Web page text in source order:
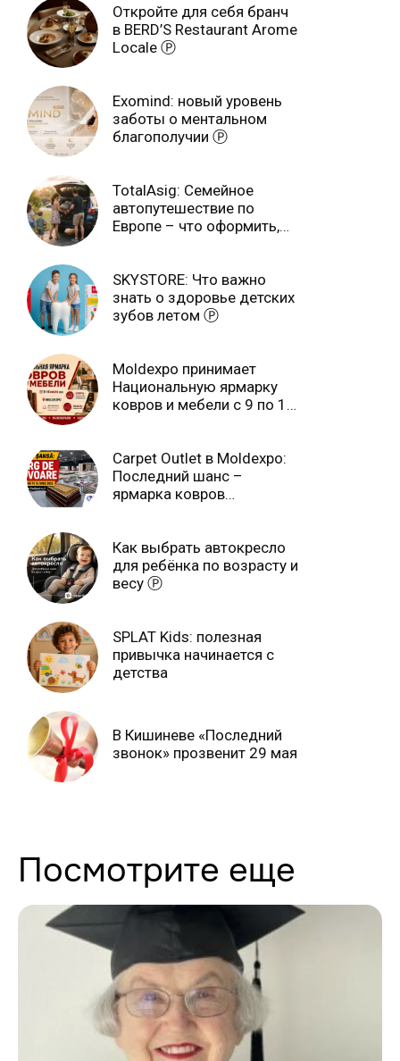
Откройте для себя бранч
в BERD’S Restaurant Arome
Locale Ⓟ
Exomind: новый уровень
заботы о ментальном
благополучии Ⓟ
TotalAsig: Семейное
автопутешествие по
Европе – что оформить,
SKYSTORE: Что важно
знать о здоровье детских
зубов летом Ⓟ
Moldexpo принимает
Национальную ярмарку
ковров и мебели с 9 по 14
Carpet Outlet в Moldexpo:
Последний шанс –
ярмарка ковров
Как выбрать автокресло
для ребёнка по возрасту и
весу Ⓟ
SPLAT Kids: полезная
привычка начинается с
детства
В Кишиневе «Последний
звонок» прозвенит 29 мая
Посмотрите еще